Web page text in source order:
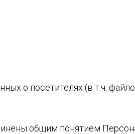
о посетителях (в т.ч.
общим понятием